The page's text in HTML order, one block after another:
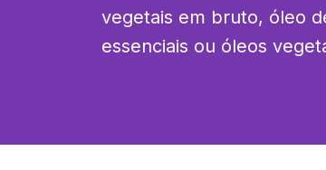
vegetais em bruto, óleo
essenciais ou óleos